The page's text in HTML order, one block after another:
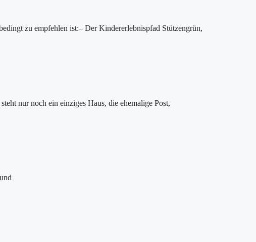
zu empfehlen ist:– Der Kindererlebnispfad Stützengrün,
nur noch ein einziges Haus, die ehemalige Post,